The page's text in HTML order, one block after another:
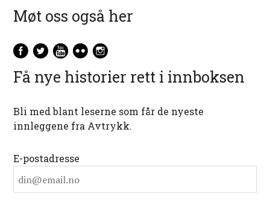
Møt oss også her
Få nye historier rett i innboksen
Bli med blant leserne som får de nyeste
innleggene fra Avtrykk.
E-postadresse